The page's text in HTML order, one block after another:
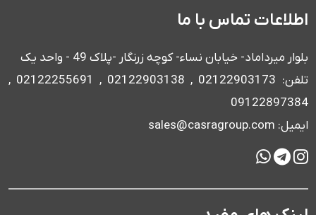
اطلاعات تماس با ما
بلوار میرداماد- خیابان نساء- کوچه زرنگار -پلاک 49 - واحد یک
تلفن: 02122903173 , 02122903138 , 02122255691 ,
09122897384
ایمیل: sales@casragroup.com